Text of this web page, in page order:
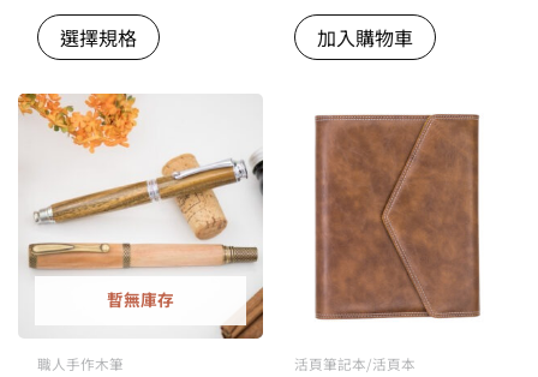
選擇規格 加入購物車
暫無庫存
職人手作木筆 活頁筆記本/活頁本